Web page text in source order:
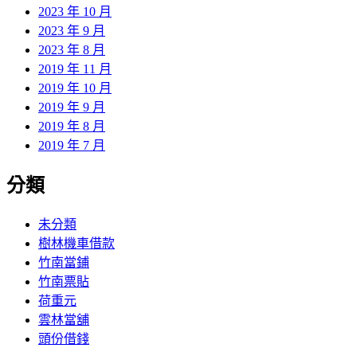
2023 年 10 月
2023 年 9 月
2023 年 8 月
2019 年 11 月
2019 年 10 月
2019 年 9 月
2019 年 8 月
2019 年 7 月
分類
未分類
樹林機車借款
竹南當鋪
竹南票貼
荷重元
雲林當舖
頭份借錢